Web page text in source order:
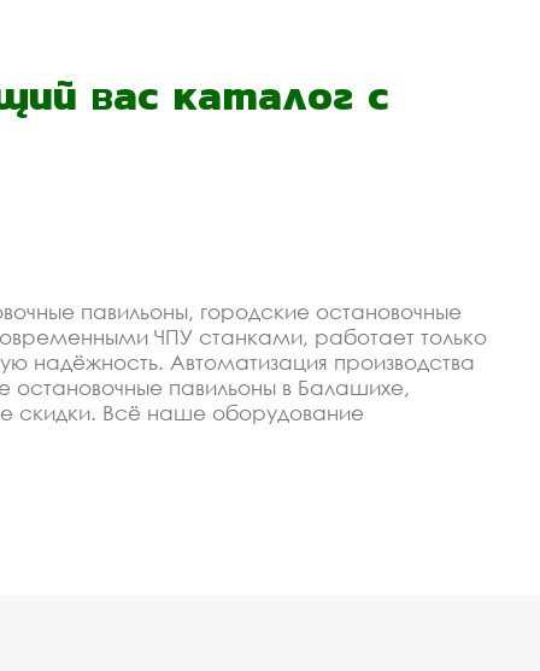
вас каталог с
павильоны, городские остановочные
ЧПУ станками, работает только
надёжность. Автоматизация производства
остановочные павильоны в Балашихе,
скидки. Всё наше оборудование
павильоны,